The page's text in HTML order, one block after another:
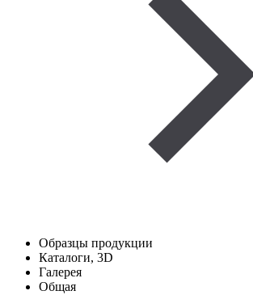
Образцы продукции
Каталоги, 3D
Галерея
Общая